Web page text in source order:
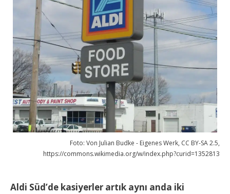
Foto: Von Julian Budke - Eigenes Werk, CC BY-SA 2.5,
https://commons.wikimedia.org/w/index.php?curid=1352813
Aldi Süd’de kasiyerler artık aynı anda iki